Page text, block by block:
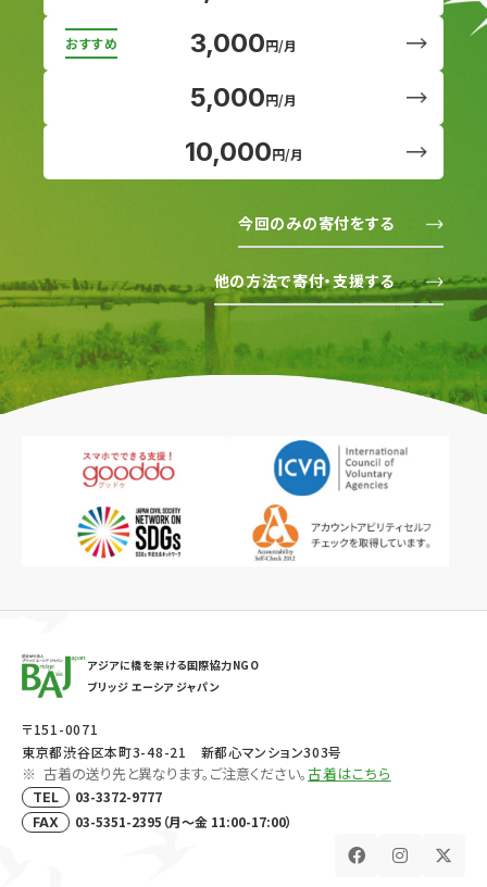
3,000円/月
5,000円/月
10,000円/月
今回のみの寄付をする
他の方法で寄付・支援する
アジアに橋を架ける国際協力NGO
ブリッジ エーシア ジャパン
〒151-0071
東京都渋谷区本町3-48-21 新都心マンション303号
古着の送り先と異なります。ご注意ください。古着はこちら
TEL 03-3372-9777
FAX 03-5351-2395（月～金 11:00-17:00）